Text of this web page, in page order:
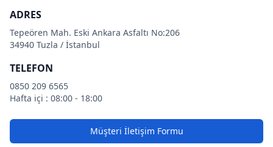
ADRES
Tepeören Mah. Eski Ankara Asfaltı No:206
34940 Tuzla / İstanbul
TELEFON
0850 209 6565
Hafta içi : 08:00 - 18:00
Müşteri İletişim Formu